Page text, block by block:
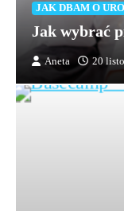
JAK DBAM O
Jak wybrać
Aneta 20